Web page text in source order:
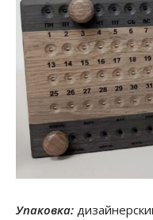
Упаковка: